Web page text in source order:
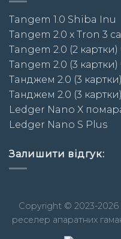
Tangem 1.0 Shiba Inu
Tangem 2.0 x Tron 3
Tangem 2.0 (2 картки)
Tangem 2.0 (3 картки)
Taнджем 2.0 (3 картки)
Taнджем 2.0 (3 картки)
Ledger Nano X
Ledger Nano S Plus
Залишити відгук:
Copyright © 2023-2026
реселер апаратних